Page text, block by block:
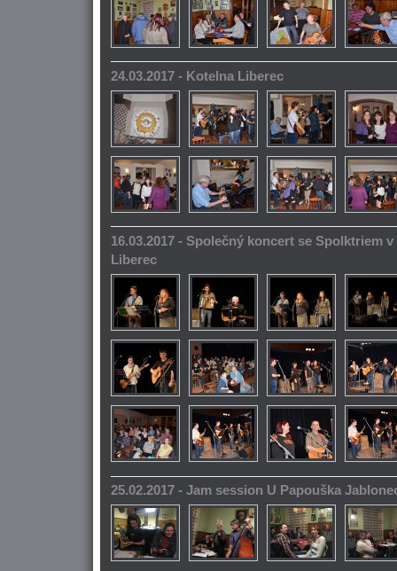
24.03.2017 - Kotelna Liberec
16.03.2017 - Společný koncert se Spolktriem
Liberec
25.02.2017 - Jam session U Papouška